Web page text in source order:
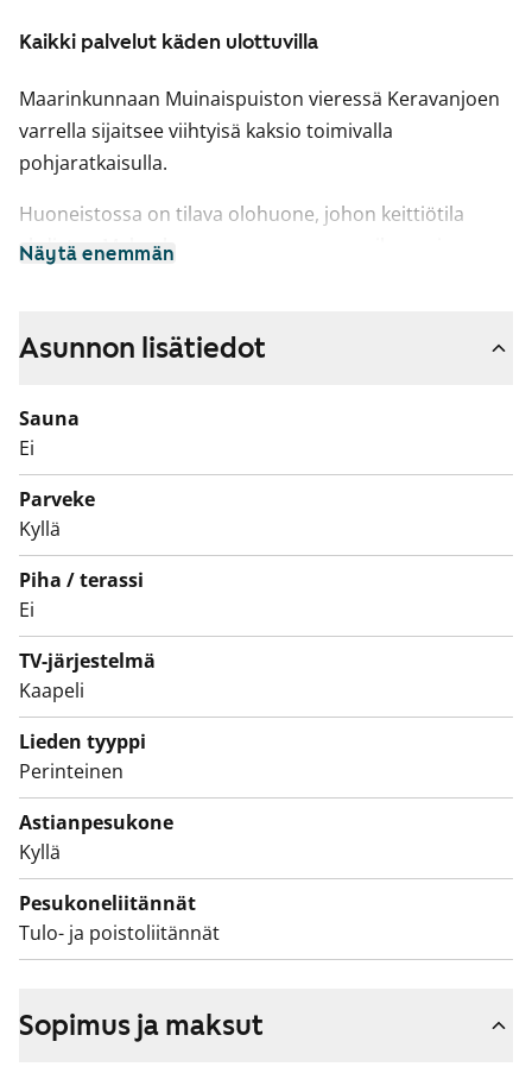
Kaikki palvelut käden ulottuvilla
Maarinkunnaan Muinaispuiston vieressä Keravanjoen
varrella sijaitsee viihtyisä kaksio toimivalla
pohjaratkaisulla.
Huoneistossa on tilava olohuone, johon keittiötila
yhdistyy. Makuuhuone on asunnossa erikseen ja omaa
on jääkaappipakastin sekä tilavaraukset
pesuhuoneessa pesutornille. Asunnon kruunaa oma
parveke, jonne voit jatkaa oleskelutilaasi kesäkausina
esimerkiksi kahvikupin kanssa.
Tämä on valtion tukema Varke-asunto (entinen ARA),
jossa asukasvalinta perustuu asunnon tarpeen
kiireellisyyteen, hakijoiden tuloihin ja varallisuuteen,
sekä asunnon tarpeen syyhyn.
Näytä enemmän
Asunnon lisätiedot
Sauna
Ei
Parveke
Kyllä
Piha / terassi
Ei
TV-järjestelmä
Kaapeli
Lieden tyyppi
Perinteinen
Astianpesukone
Kyllä
Pesukoneliitännät
Tulo- ja poistoliitännät
Sopimus ja maksut